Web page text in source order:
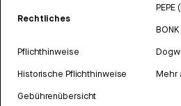
Rechtliches
Pflichthinweise
Historische Pflichthinweise
Gebührenübersicht
PEPE
Mehr